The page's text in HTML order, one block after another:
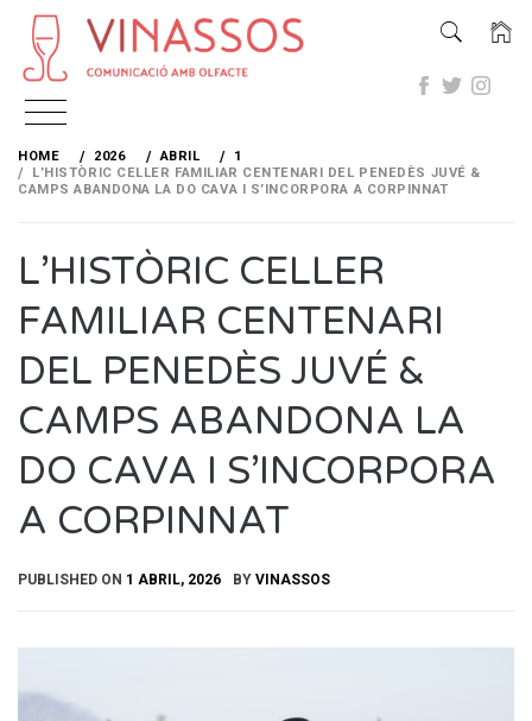
Skip
content
HOME 2026 ABRIL
1
L’HISTÒRIC CELLER FAMILIAR CENTENARI DEL PENEDÈS JUVÉ &
CAMPS ABANDONA LA DO CAVA I S’INCORPORA A CORPINNAT
L’HISTÒRIC CELLER
FAMILIAR CENTENARI
DEL PENEDÈS JUVÉ &
CAMPS ABANDONA LA
DO CAVA I S’INCORPORA
A CORPINNAT
PUBLISHED ON 1 ABRIL, 2026 BY VINASSOS